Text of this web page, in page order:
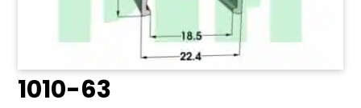
1010-63